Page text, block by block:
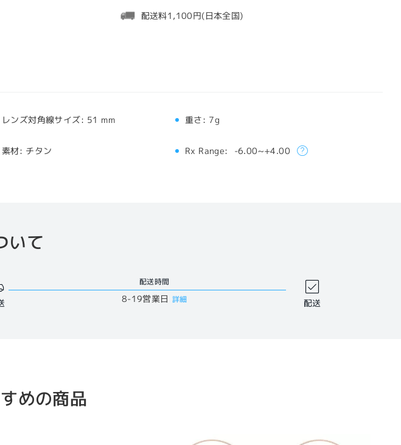
配送料1,100円(日本全国)
レンズ対角線サイズ: 51 mm 重さ: 7g
素材: チタン Rx Range: -6.00~+4.00
いて
配送時間
8-19営業日 詳細 配送
めの商品